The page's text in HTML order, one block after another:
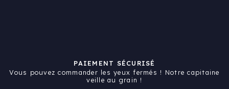
PAIEMENT SÉCURISÉ
Vous pouvez commander les yeux fermés ! Notre capitaine
veille au grain !